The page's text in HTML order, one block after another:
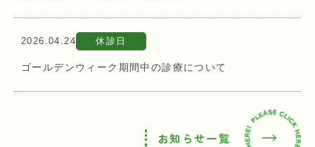
2026.04.24 休診日
ゴールデンウィーク期間中の診療について
お知らせ一覧